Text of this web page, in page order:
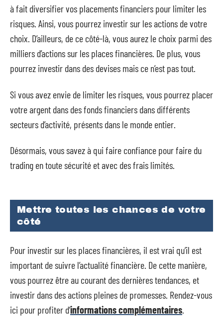
à fait diversifier vos placements financiers pour limiter les
risques. Ainsi, vous pourrez investir sur les actions de votre
choix. D’ailleurs, de ce côté-là, vous aurez le choix parmi des
milliers d’actions sur les places financières. De plus, vous
pourrez investir dans des devises mais ce n’est pas tout.
Si vous avez envie de limiter les risques, vous pourrez placer
votre argent dans des fonds financiers dans différents
secteurs d’activité, présents dans le monde entier.
Désormais, vous savez à qui faire confiance pour faire du
trading en toute sécurité et avec des frais limités.
Mettre toutes les chances de votre
côté
Pour investir sur les places financières, il est vrai qu’il est
important de suivre l’actualité financière. De cette manière,
vous pourrez être au courant des dernières tendances, et
investir dans des actions pleines de promesses. Rendez-vous
ici pour profiter d’informations complémentaires.